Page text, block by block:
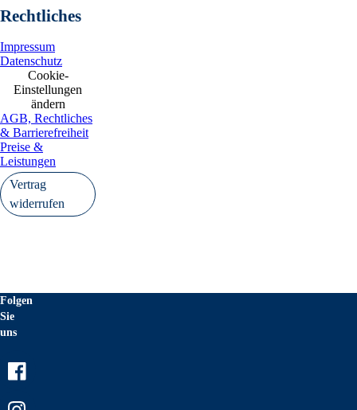
Rechtliches
Impressum
Datenschutz
Cookie-
Einstellungen
ändern
AGB, Rechtliches
& Barrierefreiheit
Preise &
Leistungen
Vertrag
widerrufen
Folgen
Sie
uns